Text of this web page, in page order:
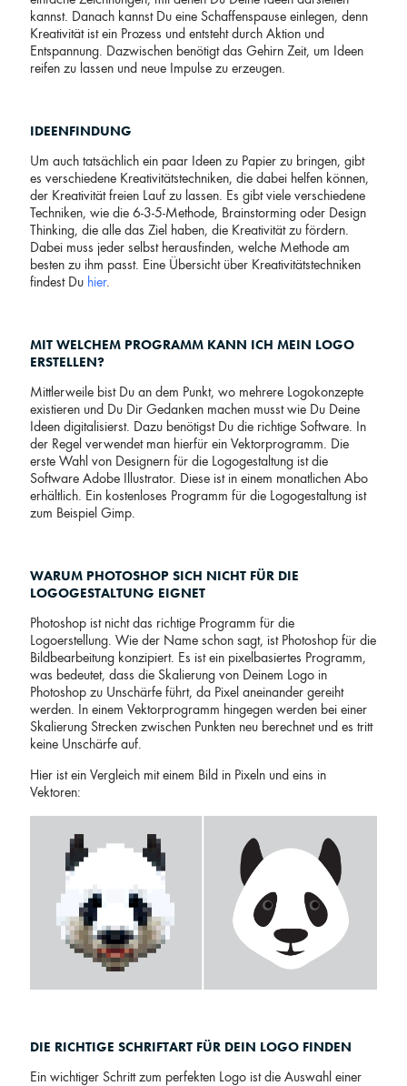
kannst. Danach kannst Du eine Schaffenspause einlegen, denn
Kreativität ist ein Prozess und entsteht durch Aktion und
Entspannung. Dazwischen benötigt das Gehirn Zeit, um Ideen
reifen zu lassen und neue Impulse zu erzeugen.
IDEENFINDUNG
Um auch tatsächlich ein paar Ideen zu Papier zu bringen, gibt
es verschiedene Kreativitätstechniken, die dabei helfen können,
der Kreativität freien Lauf zu lassen. Es gibt viele verschiedene
Techniken, wie die 6-3-5-Methode, Brainstorming oder Design
Thinking, die alle das Ziel haben, die Kreativität zu fördern.
Dabei muss jeder selbst herausfinden, welche Methode am
besten zu ihm passt. Eine Übersicht über Kreativitätstechniken
findest Du hier.
MIT WELCHEM PROGRAMM KANN ICH MEIN LOGO
ERSTELLEN?
Mittlerweile bist Du an dem Punkt, wo mehrere Logokonzepte
existieren und Du Dir Gedanken machen musst wie Du Deine
Ideen digitalisierst. Dazu benötigst Du die richtige Software. In
der Regel verwendet man hierfür ein Vektorprogramm. Die
erste Wahl von Designern für die Logogestaltung ist die
Software Adobe Illustrator. Diese ist in einem monatlichen Abo
erhältlich. Ein kostenloses Programm für die Logogestaltung ist
zum Beispiel Gimp.
WARUM PHOTOSHOP SICH NICHT FÜR DIE
LOGOGESTALTUNG EIGNET
Photoshop ist nicht das richtige Programm für die
Logoerstellung. Wie der Name schon sagt, ist Photoshop für die
Bildbearbeitung konzipiert. Es ist ein pixelbasiertes Programm,
was bedeutet, dass die Skalierung von Deinem Logo in
Photoshop zu Unschärfe führt, da Pixel aneinander gereiht
werden. In einem Vektorprogramm hingegen werden bei einer
Skalierung Strecken zwischen Punkten neu berechnet und es tritt
keine Unschärfe auf.
Hier ist ein Vergleich mit einem Bild in Pixeln und eins in
Vektoren:
DIE RICHTIGE SCHRIFTART FÜR DEIN LOGO FINDEN
Ein wichtiger Schritt zum perfekten Logo ist die Auswahl einer